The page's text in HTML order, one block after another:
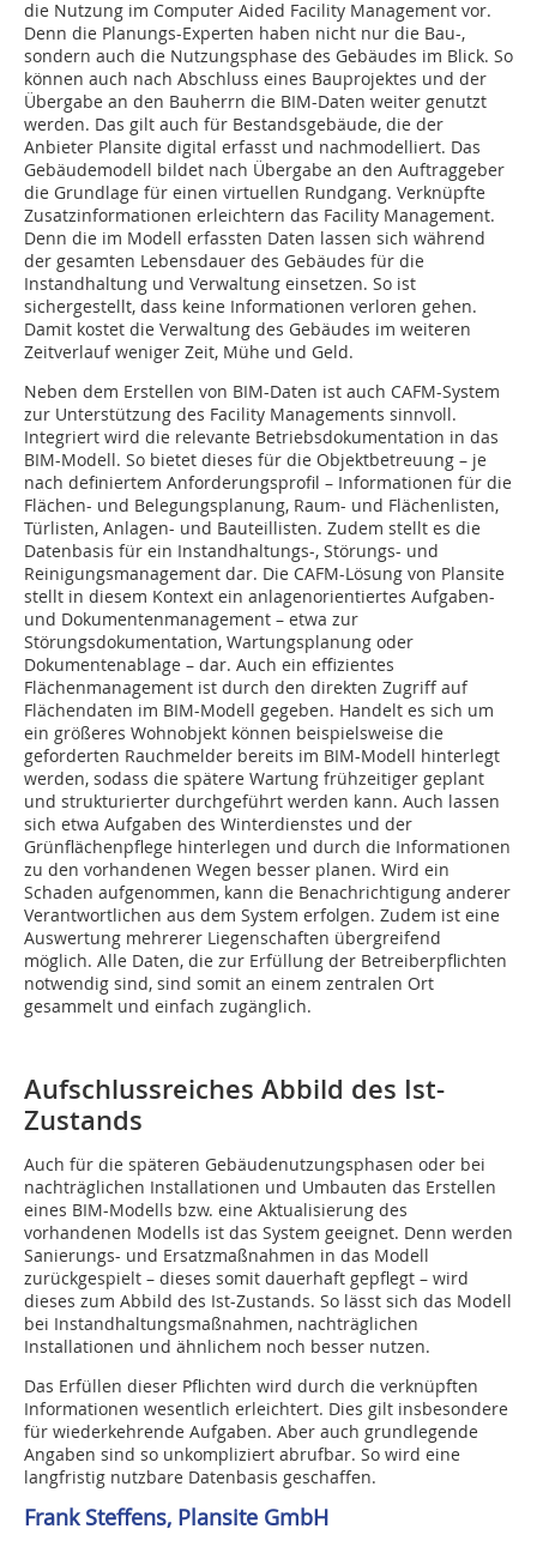
die Nutzung im Computer Aided Facility Management vor.
Denn die Planungs-Experten haben nicht nur die Bau-,
sondern auch die Nutzungsphase des Gebäudes im Blick. So
können auch nach Abschluss eines Bauprojektes und der
Übergabe an den Bauherrn die BIM-Daten weiter genutzt
werden. Das gilt auch für Bestandsgebäude, die der
Anbieter Plansite digital erfasst und nachmodelliert. Das
Gebäudemodell bildet nach Übergabe an den Auftraggeber
die Grundlage für einen virtuellen Rundgang. Verknüpfte
Zusatzinformationen erleichtern das Facility Management.
Denn die im Modell erfassten Daten lassen sich während
der gesamten Lebensdauer des Gebäudes für die
Instandhaltung und Verwaltung einsetzen. So ist
sichergestellt, dass keine Informationen verloren gehen.
Damit kostet die Verwaltung des Gebäudes im weiteren
Zeitverlauf weniger Zeit, Mühe und Geld.
Neben dem Erstellen von BIM-Daten ist auch CAFM-System
zur Unterstützung des Facility Managements sinnvoll.
Integriert wird die relevante Betriebsdokumentation in das
BIM-Modell. So bietet dieses für die Objektbetreuung – je
nach definiertem Anforderungsprofil – Informationen für die
Flächen- und Belegungsplanung, Raum- und Flächenlisten,
Türlisten, Anlagen- und Bauteillisten. Zudem stellt es die
Datenbasis für ein Instandhaltungs-, Störungs- und
Reinigungsmanagement dar. Die CAFM-Lösung von Plansite
stellt in diesem Kontext ein anlagenorientiertes Aufgaben-
und Dokumentenmanagement – etwa zur
Störungsdokumentation, Wartungsplanung oder
Dokumentenablage – dar. Auch ein effizientes
Flächenmanagement ist durch den direkten Zugriff auf
Flächendaten im BIM-Modell gegeben. Handelt es sich um
ein größeres Wohnobjekt können beispielsweise die
geforderten Rauchmelder bereits im BIM-Modell hinterlegt
werden, sodass die spätere Wartung frühzeitiger geplant
und strukturierter durchgeführt werden kann. Auch lassen
sich etwa Aufgaben des Winterdienstes und der
Grünflächenpflege hinterlegen und durch die Informationen
zu den vorhandenen Wegen besser planen. Wird ein
Schaden aufgenommen, kann die Benachrichtigung anderer
Verantwortlichen aus dem System erfolgen. Zudem ist eine
Auswertung mehrerer Liegenschaften übergreifend
möglich. Alle Daten, die zur Erfüllung der Betreiberpflichten
notwendig sind, sind somit an einem zentralen Ort
gesammelt und einfach zugänglich.
Aufschlussreiches Abbild des Ist-
Zustands
Auch für die späteren Gebäudenutzungsphasen oder bei
nachträglichen Installationen und Umbauten das Erstellen
eines BIM-Modells bzw. eine Aktualisierung des
vorhandenen Modells ist das System geeignet. Denn werden
Sanierungs- und Ersatzmaßnahmen in das Modell
zurückgespielt – dieses somit dauerhaft gepflegt – wird
dieses zum Abbild des Ist-Zustands. So lässt sich das Modell
bei Instandhaltungsmaßnahmen, nachträglichen
Installationen und ähnlichem noch besser nutzen.
Das Erfüllen dieser Pflichten wird durch die verknüpften
Informationen wesentlich erleichtert. Dies gilt insbesondere
für wiederkehrende Aufgaben. Aber auch grundlegende
Angaben sind so unkompliziert abrufbar. So wird eine
langfristig nutzbare Datenbasis geschaffen.
Frank Steffens, Plansite GmbH